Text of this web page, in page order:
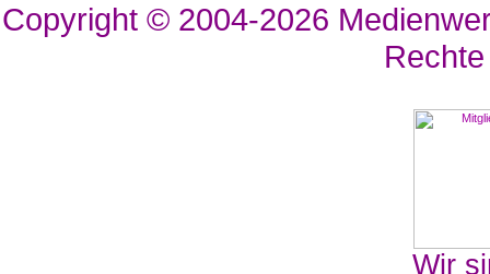
Copyright © 2004-2026
Wir